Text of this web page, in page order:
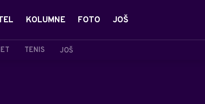
TENIS JOŠ
KOLUMNE FOTO JOŠ